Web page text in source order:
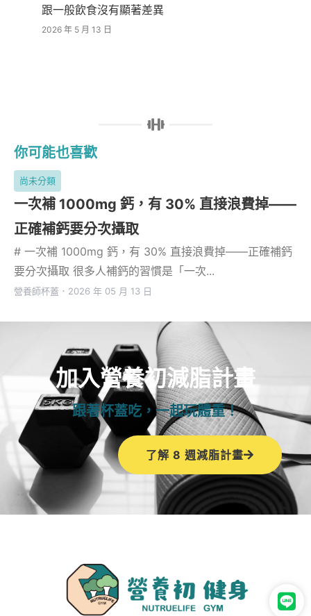
跟一般飲食沒有顯著差異
2026 年 5 月 13 日
你可能也喜歡
尚未分類
一次補 1000mg 鈣，有 30% 直接浪費掉——
正確補鈣要分次攝取
# 一次補 1000mg 鈣，有 30% 直接浪費掉——正確補鈣
要分次攝取 很多人補鈣的習慣是「一次...
營養師杯蓋 ． 2026 年 05 月 13 日
加入營養初減脂計畫
跟著杯蓋吃，一起玩體重！
了解 8 週減脂計畫